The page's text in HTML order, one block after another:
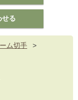
ム切手
>